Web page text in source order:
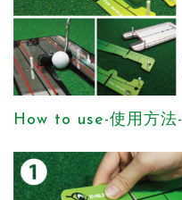
How to use-使用方法-